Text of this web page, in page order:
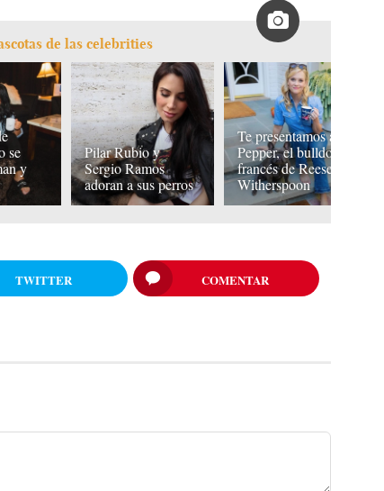
de las celebrities
se
y
Pilar Rubio y
Sergio Ramos
adoran a sus perros
Te presentamos a
Pepper, el bulldog
francés de Reese
Witherspoon
TWITTER COMENTAR